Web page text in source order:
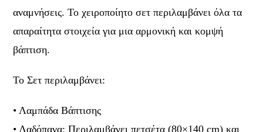
αναμνήσεις. Το χειροποίητο σετ περιλαμβάνει όλα τα
απαραίτητα στοιχεία για μια αρμονική και κομψή
βάπτιση.
Το Σετ περιλαμβάνει:
• Λαμπάδα Βάπτισης
• Λαδόπανα: Περιλαμβάνει πετσέτα (80×140 cm) και